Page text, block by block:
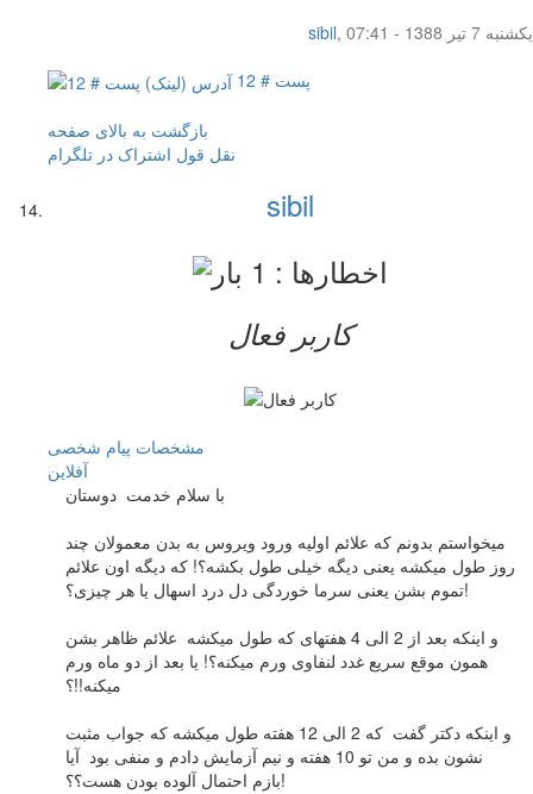
sibil,
یکشنبه 7 تیر 1388 - 07:41
پست # 12
بازگشت به بالای صفحه
نقل قول اشتراک در تلگرام
sibil
کاربر فعال
مشخصات پیام شخصی
آفلاين
با سلام خدمت دوستان
میخواستم بدونم که علائم اولیه ورود ویروس به بدن معمولان چند
روز طول میکشه یعنی دیگه خیلی طول بکشه؟! که دیگه اون علائم
تموم بشن یعنی سرما خوردگی دل درد اسهال یا هر چیزی؟!
و اینکه بعد از 2 الی 4 هفتهای که طول میکشه علائم ظاهر بشن
همون موقع سریع غدد لنفاوی ورم میکنه؟! یا بعد از دو ماه ورم
میکنه!!؟
و اینکه دکتر گفت که 2 الی 12 هفته طول میکشه که جواب مثبت
نشون بده و من تو 10 هفته و نیم آزمایش دادم و منفی بود آیا
بازم احتمال آلوده بودن هست؟؟!